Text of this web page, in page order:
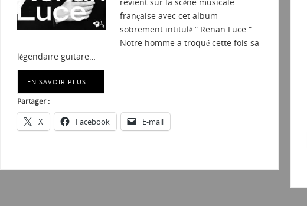
française avec cet album
sobrement intitulé ” Renan Luce “.
Notre homme a troqué cette fois sa
légendaire guitare…
EN SAVOIR PLUS …
Partager :
X Facebook E-mail